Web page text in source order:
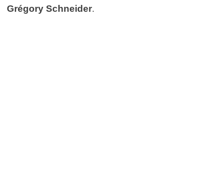
Grégory Schneider.